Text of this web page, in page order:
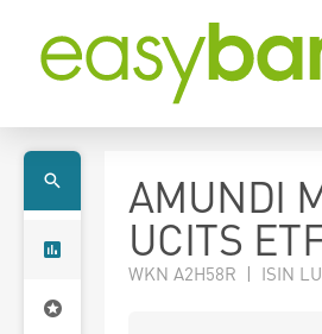
AMUNDI
UCITS
WKN A2H58R | ISIN